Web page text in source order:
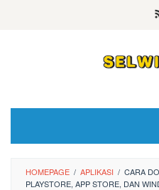
HOMEPAGE / APLIKASI / CARA
PLAYSTORE, APP STORE, DAN